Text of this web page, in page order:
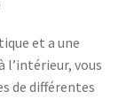
et a une
l’intérieur, vous
de différentes